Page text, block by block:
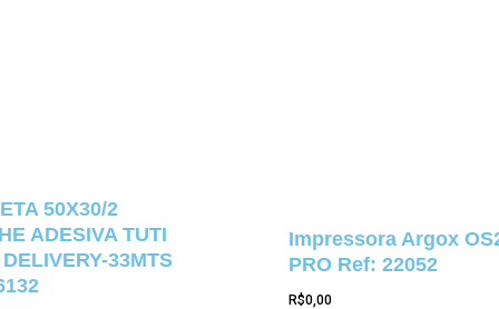
50X30/2
ADESIVA TUTI
33MTS
Impressora Argox
PRO Ref: 22052
R$0,00